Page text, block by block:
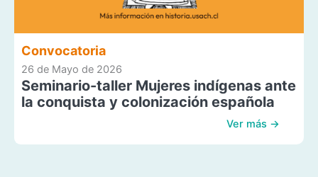
Convocatoria
26 de Mayo de 2026
Seminario-taller Mujeres indígenas ante
la conquista y colonización española
Ver más →